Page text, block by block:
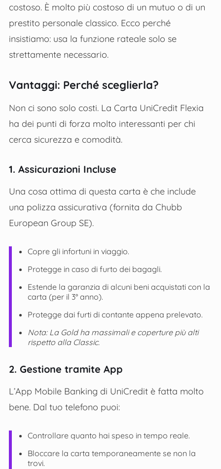
costoso. È molto più costoso di un mutuo o di un
prestito personale classico. Ecco perché
insistiamo: usa la funzione rateale solo se
strettamente necessario.
Vantaggi: Perché sceglierla?
Non ci sono solo costi. La Carta UniCredit Flexia
ha dei punti di forza molto interessanti per chi
cerca sicurezza e comodità.
1. Assicurazioni Incluse
Una cosa ottima di questa carta è che include
una polizza assicurativa (fornita da Chubb
European Group SE).
Copre gli infortuni in viaggio.
Protegge in caso di furto dei bagagli.
Estende la garanzia di alcuni beni acquistati con la
carta (per il 3° anno).
Protegge dai furti di contante appena prelevato.
Nota: La Gold ha massimali e coperture più alti
rispetto alla Classic.
2. Gestione tramite App
L’App Mobile Banking di UniCredit è fatta molto
bene. Dal tuo telefono puoi:
Controllare quanto hai speso in tempo reale.
Bloccare la carta temporaneamente se non la
trovi.